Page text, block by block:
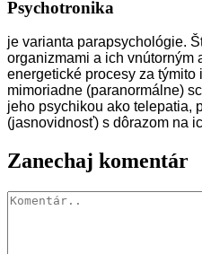
Psychotronika
je varianta parapsychológie.
organizmami a ich vnútorným
energetické procesy za týmito
mimoriadne (paranormálne)
jeho psychikou ako telepatia,
(jasnovidnosť) s dôrazom na
Zanechaj komentár
Komentár